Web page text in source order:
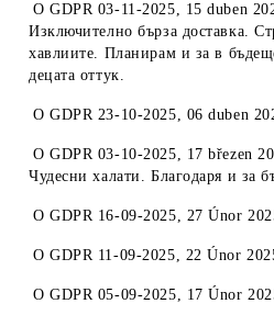
OGDPR 03-11-2025, 15 duben
Изключително бърза доставка.
хавлиите. Планирам и за в
децата оттук.
OGDPR 23-10-2025, 06 duben
OGDPR 03-10-2025, 17 březen
Чудесни халати. Благодаря и за
OGDPR 16-09-2025, 27 Únor
OGDPR 11-09-2025, 22 Únor
OGDPR 05-09-2025, 17 Únor